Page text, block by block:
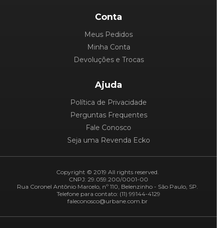
Conta
Meus Pedidos
Minha Conta
Devoluções e Trocas
Ajuda
Política de Privacidade
Perguntas Frequentes
Fale Conosco
Seja uma Revenda Ecko
Copyright © 2019 All rights reserved.
CNPJ: 29.059.200/0001-00
Rua Coronel Antônio Marcelo, nº 110, Belenzinho - São Paulo, SP.
Telefone para contato: (11) 99144-4129
faleconosco@urbane.com.br